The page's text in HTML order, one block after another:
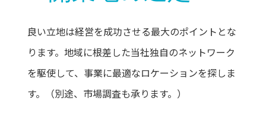
良い立地は経営を成功させる最大のポイントとな
ります。地域に根差した当社独自のネットワーク
を駆使して、事業に最適なロケーションを探しま
す。（別途、市場調査も承ります。）